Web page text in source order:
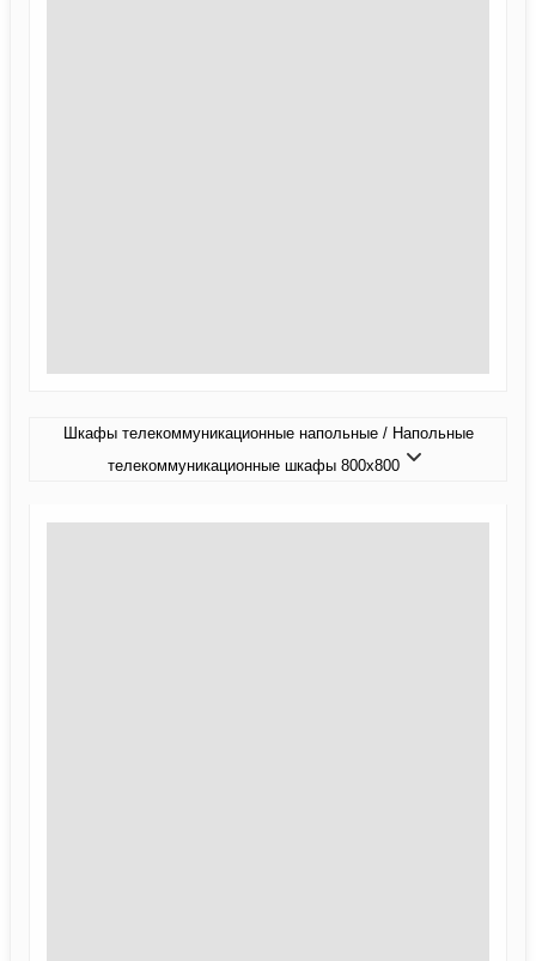
Шкафы телекоммуникационные напольные / Напольные
телекоммуникационные шкафы 800x800